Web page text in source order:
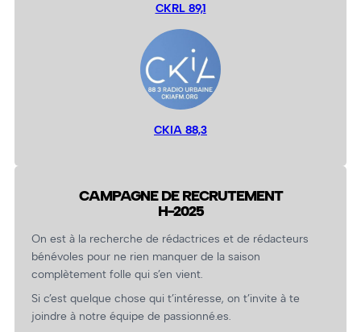
CKRL 89,1
CKIA 88,3
CAMPAGNE DE RECRUTEMENT
H-2025
On est à la recherche de rédactrices et de rédacteurs
bénévoles pour ne rien manquer de la saison
complètement folle qui s’en vient.
Si c’est quelque chose qui t’intéresse, on t’invite à te
joindre à notre équipe de passionné.es.